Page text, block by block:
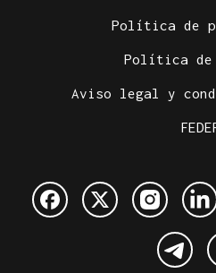
Política de
Política de
Aviso legal y